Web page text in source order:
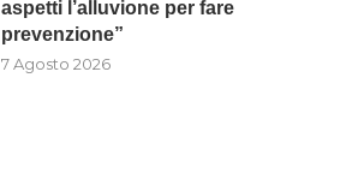
aspetti l’alluvione per fare
prevenzione”
7 Agosto 2026